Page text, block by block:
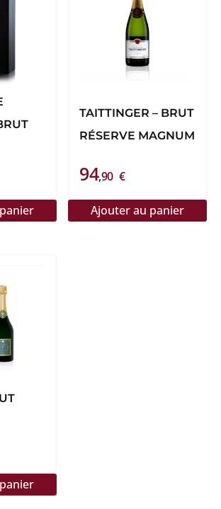
TAITTINGER – BRUT
RÉSERVE MAGNUM
94,90 €
Ajouter au panier